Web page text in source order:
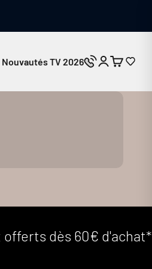
Nouvautés TV 2026 Nous
Connexion
Panier
dès 60€ d'achat*